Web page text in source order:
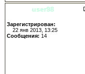
user98
Зарегистрирован:
22 янв 2013, 13:25
Сообщения: 14